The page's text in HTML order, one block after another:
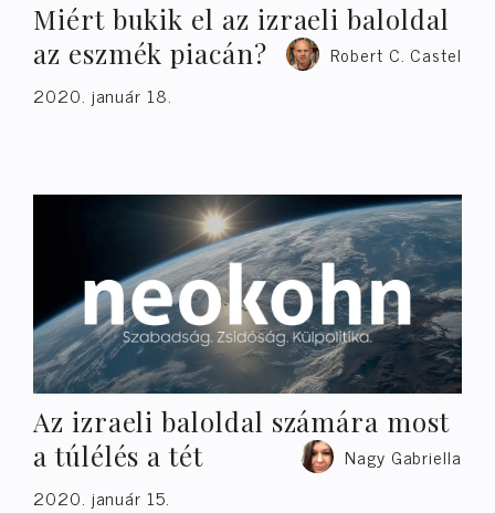
Miért bukik el az izraeli baloldal
az eszmék piacán?
Robert C. Castel
2020. január 18.
Az izraeli baloldal számára most
a túlélés a tét
Nagy Gabriella
2020. január 15.